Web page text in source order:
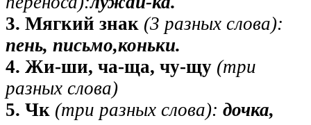
3. Мягкий знак (3 разных слова):
пень, письмо,коньки.
4. Жи-ши, ча-ща, чу-щу (три
разных слова)
5. Чк (три разных слова): дочка,